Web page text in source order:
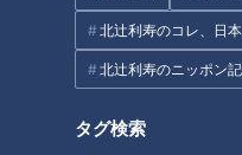
北辻利寿のコレ、日
北辻利寿のニッポン
タグ検索
「Locipo（ロキポ）」でライ
タグ